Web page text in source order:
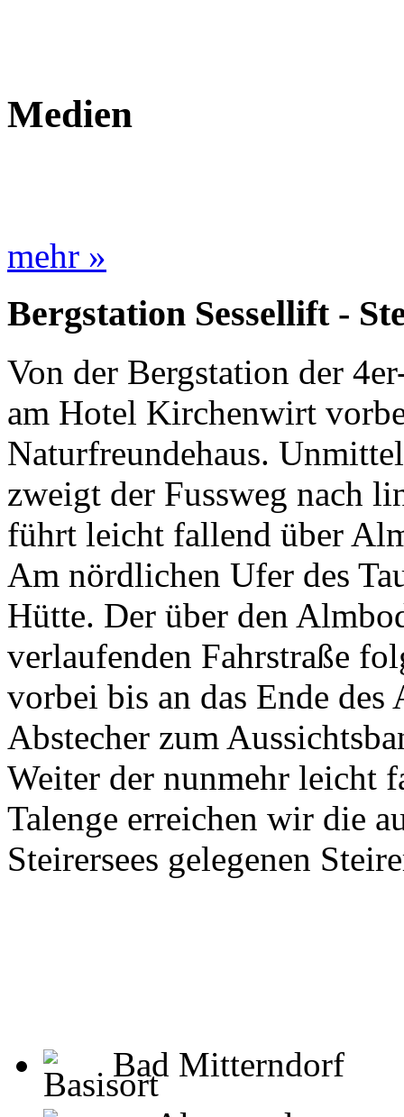
Medien
mehr »
Bergstation Sessellift -
Von der Bergstation der
am Hotel Kirchenwirt
Naturfreundehaus.
zweigt der Fussweg nach
führt leicht fallend über
Am nördlichen Ufer des
Hütte. Der über den
verlaufenden Fahrstraße
vorbei bis an das Ende
Abstecher zum
Weiter der nunmehr leicht
Talenge erreichen wir die
Steirersees gelegenen
Bad Mitterndorf